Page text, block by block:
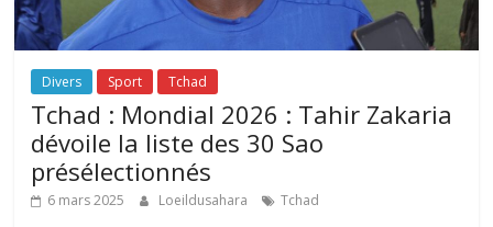
Divers Sport Tchad
Tchad : Mondial 2026 : Tahir Zakaria
dévoile la liste des 30 Sao
présélectionnés
6 mars 2025 Loeildusahara Tchad